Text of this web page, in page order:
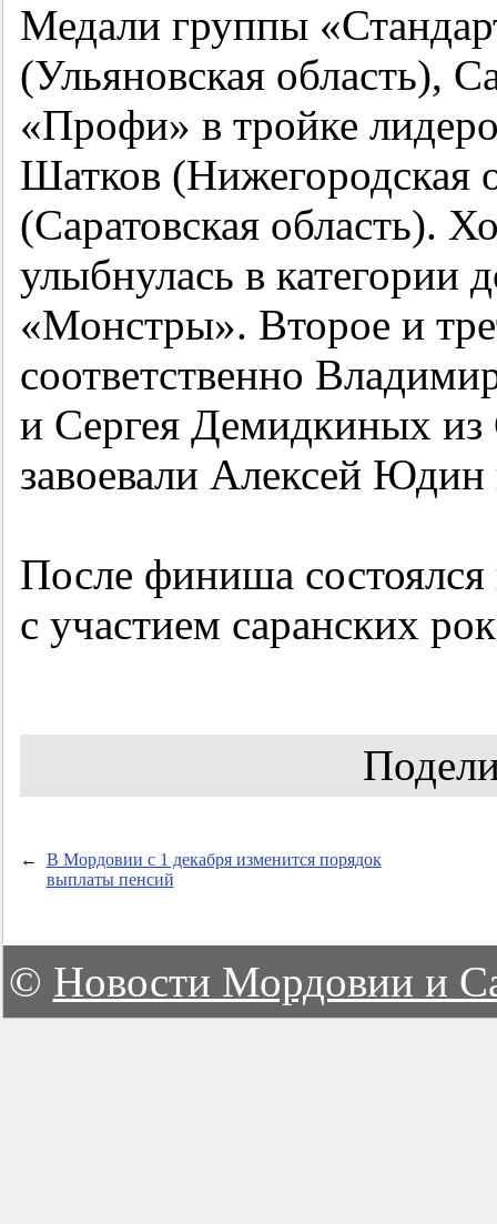
Медали группы
(Ульяновская область),
«Профи» в тройке
Шатков (Нижегородская
(Саратовская область).
улыбнулась в категории
«Монстры». Второе и
соответственно
и Сергея Демидкиных из
завоевали Алексей
После финиша
с участием саранских
←
В Мордовии с 1 декабря изменится порядок
выплаты пенсий
© Новости Мордовии и